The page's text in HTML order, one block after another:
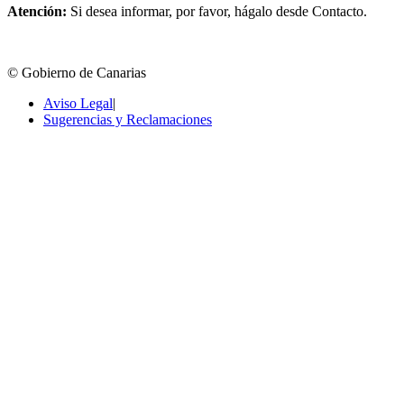
Atención: Si desea informar, por favor, hágalo desde Contacto.
© Gobierno de Canarias
Aviso Legal|
Sugerencias y Reclamaciones